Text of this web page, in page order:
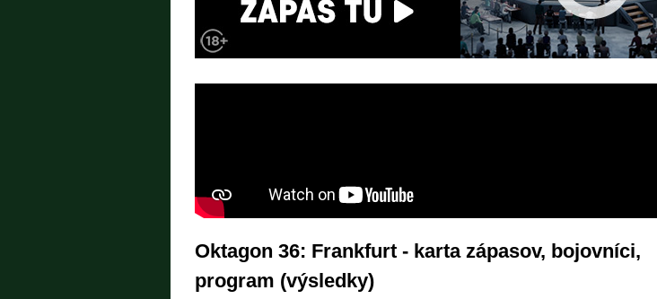
Oktagon 36: Frankfurt - karta zápasov, bojovníci,
program (výsledky)